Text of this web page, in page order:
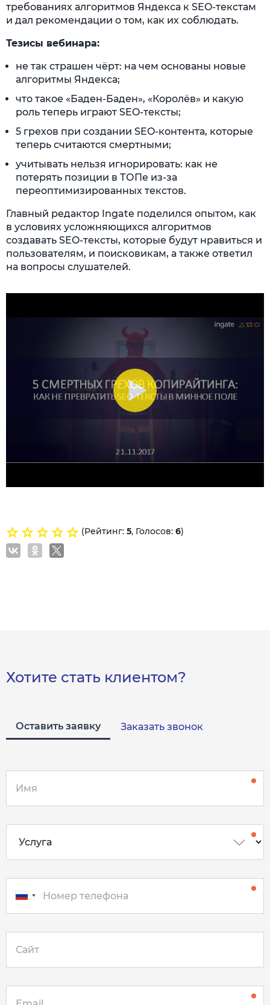
требованиях алгоритмов Яндекса к SEO-текстам
и дал рекомендации о том, как их соблюдать.
Тезисы вебинара:
не так страшен чёрт: на чем основаны новые
алгоритмы Яндекса;
что такое «Баден-Баден», «Королёв» и какую
роль теперь играют SEO-тексты;
5 грехов при создании SEO-контента, которые
теперь считаются смертными;
учитывать нельзя игнорировать: как не
потерять позиции в ТОПе из-за
переоптимизированных текстов.
Главный редактор Ingate поделился опытом, как
в условиях усложняющихся алгоритмов
создавать SEO-тексты, которые будут нравиться и
пользователям, и поисковикам, а также ответил
на вопросы слушателей.
(Рейтинг: 5, Голосов: 6)
Хотите стать клиентом?
Оставить заявку Заказать звонок